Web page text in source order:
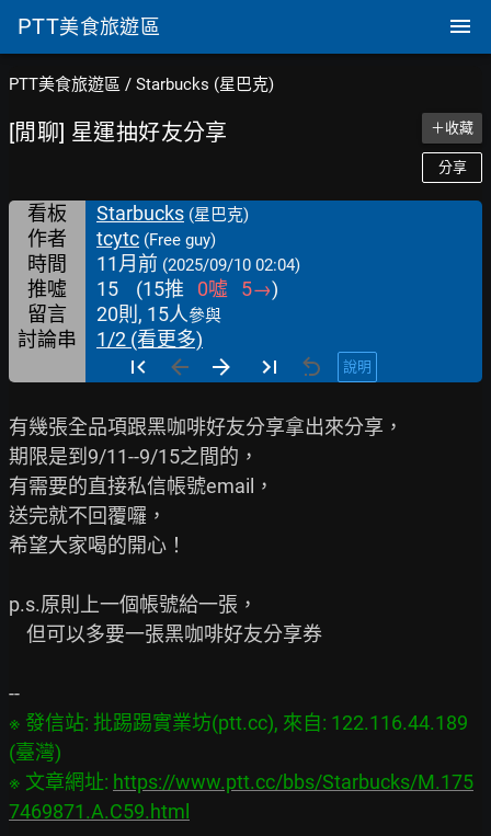
PTT美食旅遊區
PTT美食旅遊區 / Starbucks (星巴克)
[閒聊] 星運抽好友分享 ＋收藏
分享
看板 Starbucks (星巴克)
作者 tcytc (Free guy)
時間 11月前 (2025/09/10 02:04)
推噓 15 (15推 0噓 5→)
留言
20則, 15人參與
討論串 1/2 (看更多)
說明
有幾張全品項跟黑咖啡好友分享拿出來分享，
期限是到9/11--9/15之間的，
有需要的直接私信帳號email，
送完就不回覆囉，
希望大家喝的開心！
p.s.原則上一個帳號給一張，
※ 發信站: 批踢踢實業坊(ptt.cc), 來自: 122.116.44.189
(臺灣)
※ 文章網址: https://www.ptt.cc/bbs/Starbucks/M.175
7469871.A.C59.html